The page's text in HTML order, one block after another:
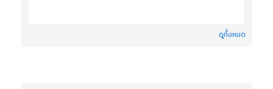
ดูทั้งหมด